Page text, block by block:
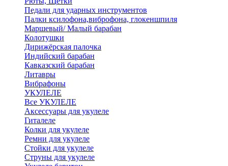
Педали для ударных инструментов
Палки ксилофона,виброфона, глокеншпиля
Маршевый/ Малый барабан
Колотушки
Дирижёрская палочка
Индийский барабан
Кавказский барабан
Литавры
Вибрафоны
УКУЛЕЛЕ
Все УКУЛЕЛЕ
Аксессуары для укулеле
Гиталеле
Колки для укулеле
Ремни для укулеле
Стойки для укулеле
Струны для укулеле